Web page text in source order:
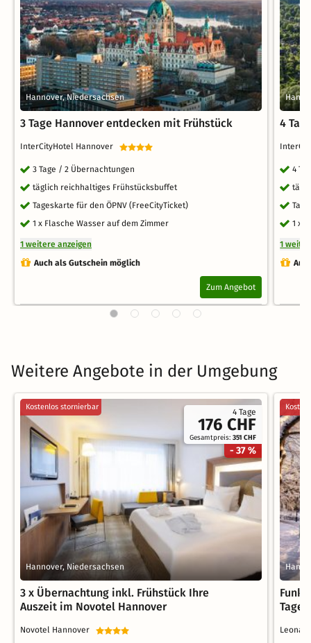
Hannover, Niedersachsen
3 Tage Hannover entdecken mit Frühstück
InterCityHotel Hannover
3 Tage / 2 Übernachtungen
täglich reichhaltiges Frühstücksbuffet
Tageskarte für den ÖPNV (FreeCityTicket)
1 x Flasche Wasser auf dem Zimmer
1 weitere anzeigen
Auch als Gutschein möglich
Zum Angebot
4
4
1 x
1
Weitere Angebote in der Umgebung
4 Tage
176 CHF
Gesamtpreis:351 CHF
- 37 %
Kostenlos stornierbar
Hannover, Niedersachsen
3 x Übernachtung inkl. Frühstück Ihre
Auszeit im Novotel Hannover
Novotel Hannover
Tage